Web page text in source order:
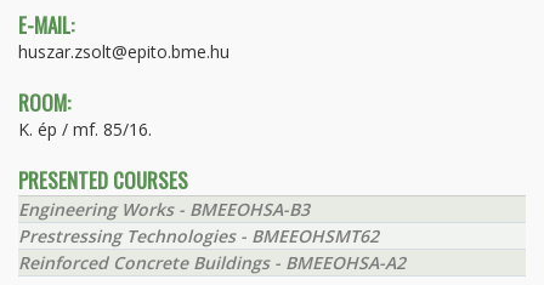
E-MAIL:
huszar.zsolt@epito.bme.hu
ROOM:
K. ép / mf. 85/16.
PRESENTED COURSES
Engineering Works - BMEEOHSA-B3
Prestressing Technologies - BMEEOHSMT62
Reinforced Concrete Buildings - BMEEOHSA-A2